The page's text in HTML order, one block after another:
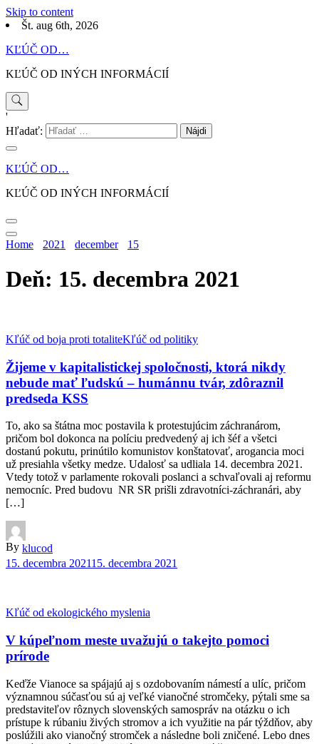
Skip to content
Št. aug 6th, 2026
KĽÚČ OD…
KĽÚČ OD INÝCH INFORMÁCIÍ
'
Hľadať:
KĽÚČ OD…
KĽÚČ OD INÝCH INFORMÁCIÍ
Home 2021 december 15
Deň: 15. decembra 2021
Kľúč od boja proti totaliteKľúč od politiky
Žijeme v kapitalistickej spoločnosti, ktorá nikdy
nebude mať ľudskú – humánnu tvár, zdôraznil
predseda KSS
To, ako sa štátna moc postavila k protestujúcim záchranárom,
pričom bol dokonca na políciu predvedený aj ich šéf a všetci
dostanú pokutu, prinútilo komunistov konštatovať, arogancia moci
už presiahla všetky medze. Udalosť sa udliala 14. decembra 2021.
Vtedy totož v parlamente rokovali poslanci a schvaľovali aj reformu
nemocníc. Pred budovu NR SR prišli zdravotníci-záchranári, aby
[…]
By klucod
15. decembra 202115. decembra 2021
Kľúč od ekologického myslenia
V kúpeľnom meste uvažujú o takejto pomoci
prírode
Keďže Vianoce sa spájajú aj s ozdobovaním námestí a ulíc, pričom
významnou súčasťou sú aj veľké vianočné stromčeky, pýtali sme sa
predstaviteľov rôznych slovenských samospráv na otázku o ich
prístupe k rúbaniu živých stromov a ich využitie na pár týždňov, aby
poslúžili ako vianočný stromček a následne boli zničené. Lebo dnes